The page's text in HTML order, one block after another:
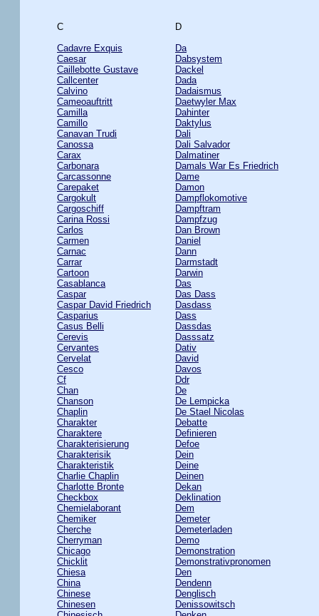
C
Cadavre Exquis
Caesar
Caillebotte Gustave
Callcenter
Calvino
Cameoauftritt
Camilla
Camillo
Canavan Trudi
Canossa
Carax
Carbonara
Carcassonne
Carepaket
Cargokult
Cargoschiff
Carina Rossi
Carlos
Carmen
Carnac
Carrar
Cartoon
Casablanca
Caspar
Caspar David Friedrich
Casparius
Casus Belli
Cerevis
Cervantes
Cervelat
Cesco
Cf
Chan
Chanson
Chaplin
Charakter
Charaktere
Charakterisierung
Charakterisik
Charakteristik
Charlie Chaplin
Charlotte Bronte
Checkbox
Chemielaborant
Chemiker
Cherche
Cherryman
Chicago
Chicklit
Chiesa
China
Chinese
Chinesen
D
Da
Dabsystem
Dackel
Dada
Dadaismus
Daetwyler Max
Dahinter
Daktylus
Dali
Dali Salvador
Dalmatiner
Damals War Es Friedrich
Dame
Damon
Dampflokomotive
Dampftram
Dampfzug
Dan Brown
Daniel
Dann
Darmstadt
Darwin
Das
Das Dass
Dasdass
Dass
Dassdas
Dasssatz
Dativ
David
Davos
Ddr
De
De Lempicka
De Stael Nicolas
Debatte
Definieren
Defoe
Dein
Deine
Deinen
Dekan
Deklination
Dem
Demeter
Demeterladen
Demo
Demonstration
Demonstrativpronomen
Den
Dendenn
Denglisch
Denissowitsch